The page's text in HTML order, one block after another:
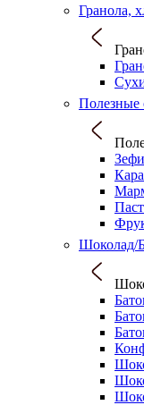
Гранола,
Полезные
Шоколад/